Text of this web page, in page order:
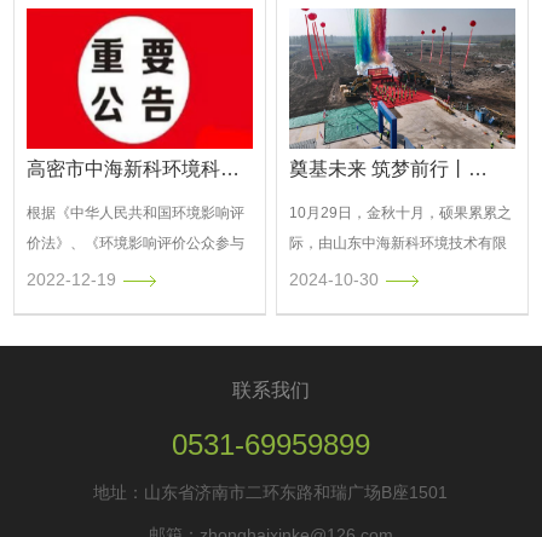
高密市中海新科环境科技有限公司市生活垃圾无害化处理厂扩建及周家屯生物质能发电项目配套工程第一次公众参与公告
根据《中华人民共和国环境影响评
价法》、《环境影响评价公众参与
办法》（生态环境部令 第4号）等
2022-12-19
奠基未来 筑梦前行丨热烈祝贺山东中海新科环境投资建设高密市飞灰填埋场BOT项目开工奠基仪式圆满举行
10月29日，金秋十月，硕果累累之
际，由山东中海新科环境技术有限
公司投资建设的高密市生活垃圾处
作为山东省内首...
2024-10-30
联系我们
0531-69959899
地址：山东省济南市二环东路和瑞广场B座1501